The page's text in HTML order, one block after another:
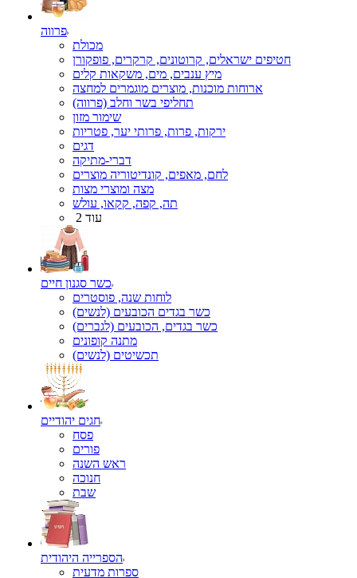
פרווה
מכולת
חטיפים ישראלים, קרוטונים, קרקרים, פופקורן
מיץ ענבים, מים, משקאות קלים
ארוחות מוכנות, מוצרים מוגמרים למחצה
תחליפי בשר וחלב (פרווה)
שימור מזון
ירקות, פרות, פרותי יער, פטריות
דגים
דברי-מתיקה
לחם, מאפים, קונדיטוריה מוצרים
מצה ומוצרי מצות
תה, קפה, קקאו, עולש
עוד 2
כשר סגנון חיים
לוחות שנה, פוסטרים
כשר בגדים הכובעים (לנשים)
כשר בגדים, הכובעים (לגברים)
מתנה קופונים
תכשיטים (לנשים)
חגים יהודיים
פסח
פורים
ראש השנה
חנוכה
שבת
הספרייה היהודית
ספרות מדעית